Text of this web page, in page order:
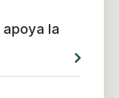
apoya la